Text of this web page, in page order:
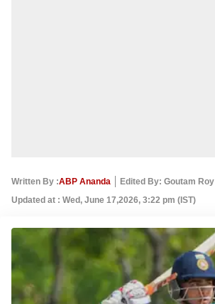
Written By :ABP Ananda
Edited By: Goutam Roy
Updated at : Wed, June 17,2026, 3:22 pm (IST)